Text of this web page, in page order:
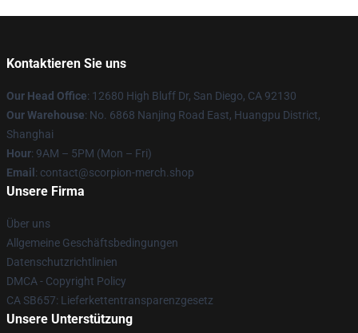
Kontaktieren Sie uns
Our Head Office: 12680 High Bluff Dr, San Diego, CA 92130
Our Warehouse: No. 6868 Nanjing Road East, Huangpu District,
Shanghai
Hour: 9AM – 5PM (Mon – Fri)
Email : contact@scorpion-merch.shop
Unsere Firma
Über uns
Allgemeine Geschäftsbedingungen
Datenschutzrichtlinien
DMCA - Copyright Policy
CA SB657: Lieferkettentransparenzgesetz
Unsere Unterstützung